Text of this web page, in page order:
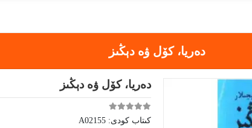
دەريا، كۆل ۋە دېڭىز
دەريا، كۆل ۋە دېڭىز
كىتاب كودى: A02155